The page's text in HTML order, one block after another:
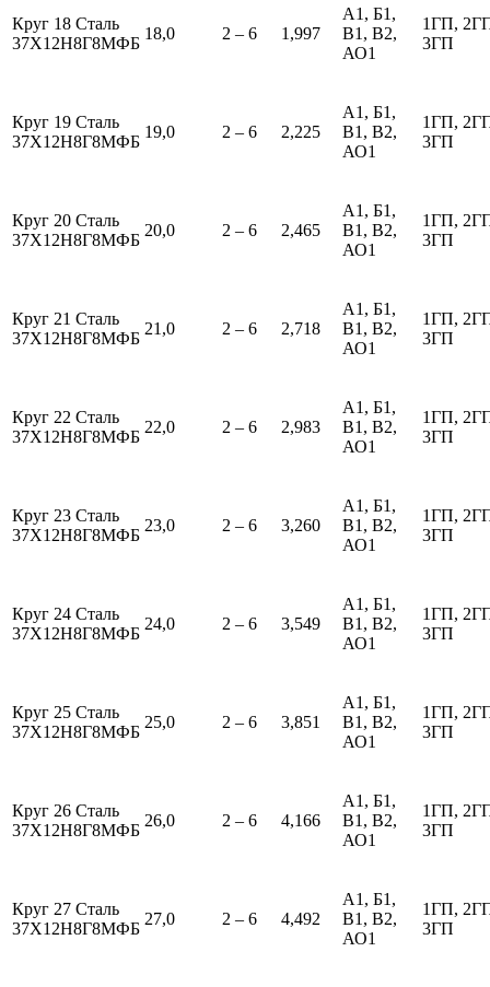
Круг 18 Сталь
37Х12Н8Г8МФБ
18,0 2 – 6 1,997
А1, Б1,
В1, В2,
АО1
1ГП,
3ГП
Круг 19 Сталь
37Х12Н8Г8МФБ
19,0 2 – 6 2,225
А1, Б1,
В1, В2,
АО1
1ГП,
3ГП
Круг 20 Сталь
37Х12Н8Г8МФБ
20,0 2 – 6 2,465
А1, Б1,
В1, В2,
АО1
1ГП,
3ГП
Круг 21 Сталь
37Х12Н8Г8МФБ
21,0 2 – 6 2,718
А1, Б1,
В1, В2,
АО1
1ГП,
3ГП
Круг 22 Сталь
37Х12Н8Г8МФБ
22,0 2 – 6 2,983
А1, Б1,
В1, В2,
АО1
1ГП,
3ГП
Круг 23 Сталь
37Х12Н8Г8МФБ
23,0 2 – 6 3,260
А1, Б1,
В1, В2,
АО1
1ГП,
3ГП
Круг 24 Сталь
37Х12Н8Г8МФБ
24,0 2 – 6 3,549
А1, Б1,
В1, В2,
АО1
1ГП,
3ГП
Круг 25 Сталь
37Х12Н8Г8МФБ
25,0 2 – 6 3,851
А1, Б1,
В1, В2,
АО1
1ГП,
3ГП
Круг 26 Сталь
37Х12Н8Г8МФБ
26,0 2 – 6 4,166
А1, Б1,
В1, В2,
АО1
1ГП,
3ГП
Круг 27 Сталь
37Х12Н8Г8МФБ
27,0 2 – 6 4,492
А1, Б1,
В1, В2,
АО1
1ГП,
3ГП